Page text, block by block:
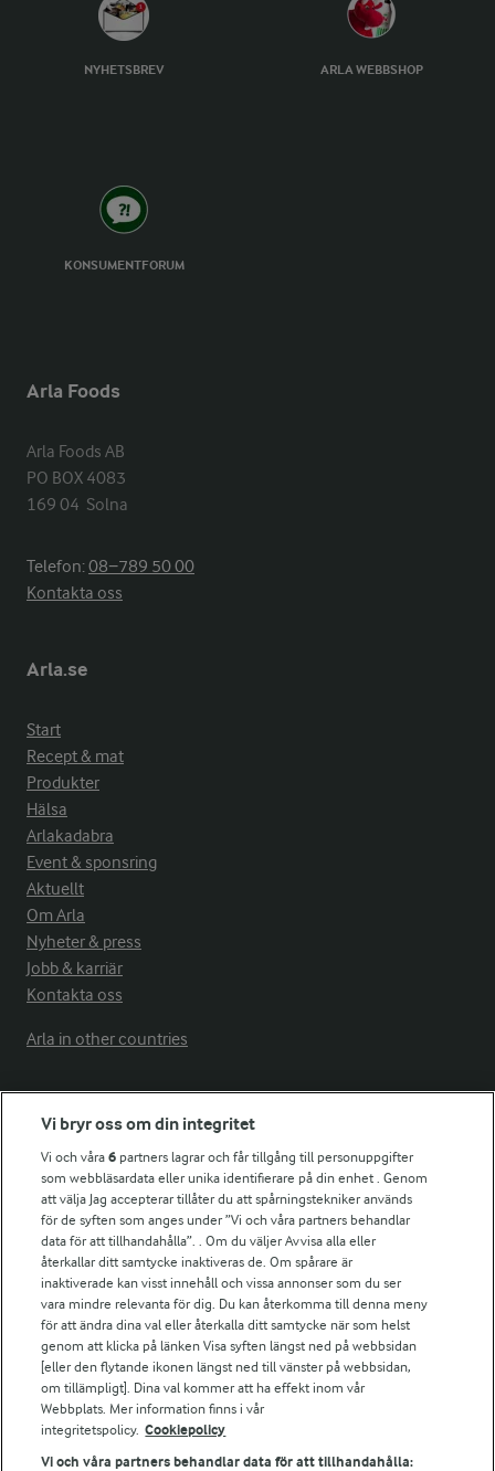
NYHETSBREV ARLA WEBBSHOP
KONSUMENTFORUM
Arla Foods
Arla Foods AB
PO BOX 4083
169 04  Solna
Telefon:08−789 50 00
Kontakta oss
Arla.se
Start
Recept & mat
Produkter
Hälsa
Arlakadabra
Event & sponsring
Aktuellt
Om Arla
Nyheter & press
Jobb & karriär
Kontakta oss
Arla in other countries
Fler Arlasajter
För ägare
Arlas kundportal
Arla.com
Falbygdens Ost
Arla webbshop
Bildbank
Följ oss
Vi bryr oss om din integritet
Vi och våra6 partners lagrar och får tillgång till personuppgifter
som webbläsardata eller unika identifierare på din enhet . Genom
att välja Jag accepterar tillåter du att spårningstekniker används
för de syften som anges under ”Vi och våra partners behandlar
data för att tillhandahålla”. . Om du väljer Avvisa alla eller
återkallar ditt samtycke inaktiveras de. Om spårare är
inaktiverade kan visst innehåll och vissa annonser som du ser
vara mindre relevanta för dig. Du kan återkomma till denna meny
för att ändra dina val eller återkalla ditt samtycke när som helst
genom att klicka på länken Visa syften längst ned på webbsidan
[eller den flytande ikonen längst ned till vänster på webbsidan,
om tillämpligt]. Dina val kommer att ha effekt inom vår
Webbplats. Mer information finns i vår
integritetspolicy. Cookiepolicy
Vi och våra partners behandlar data för att tillhandahålla: